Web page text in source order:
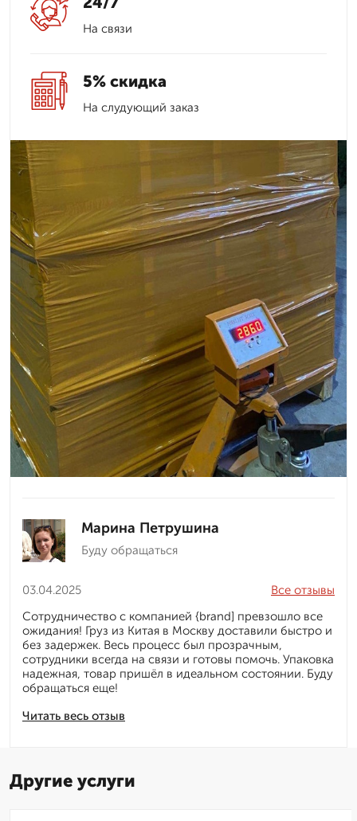
На связи
5% скидка
На слудующий заказ
Марина Петрушина
Буду обращаться
03.04.2025
Читать весь отзыв
Все отзывы
Сотрудничество с компанией {brand] превзошло все
ожидания! Груз из Китая в Москву доставили быстро и
без задержек. Весь процесс был прозрачным,
сотрудники всегда на связи и готовы помочь. Упаковка
надежная, товар пришёл в идеальном состоянии. Буду
обращаться еще!
Другие услуги